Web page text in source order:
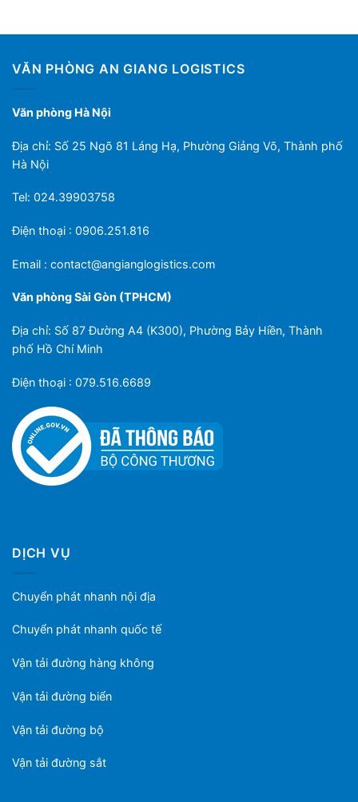
VĂN PHÒNG AN GIANG LOGISTICS
Văn phòng Hà Nội
Địa chỉ: Số 25 Ngõ 81 Láng Hạ, Phường Giảng Võ, Thành phố
Hà Nội
Tel: 024.39903758
Điện thoại : 0906.251.816
Email : contact@angianglogistics.com
Văn phòng Sài Gòn (TPHCM)
Địa chỉ: Số 87 Đường A4 (K300), Phường Bảy Hiền, Thành
phố Hồ Chí Minh
Điện thoại : 079.516.6689
DỊCH VỤ
Chuyển phát nhanh nội địa
Chuyển phát nhanh quốc tế
Vận tải đường hàng không
Vận tải đường biển
Vận tải đường bộ
Vận tải đường sắt